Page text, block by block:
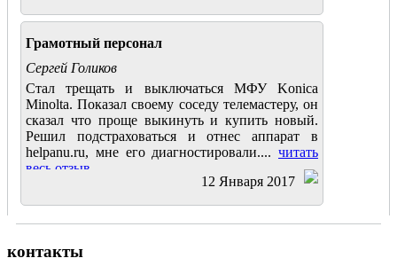
Грамотный персонал
Сергей Голиков
Стал трещать и выключаться МФУ Konica
Minolta. Показал своему соседу телемастеру, он
сказал что проще выкинуть и купить новый.
Решил подстраховаться и отнес аппарат в
helpanu.ru, мне его диагностировали.... читать
весь отзыв
12 Января 2017
контакты